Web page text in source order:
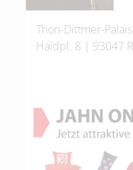
Thon-Dittmer-Palais
Haidpl. 8 | 93047